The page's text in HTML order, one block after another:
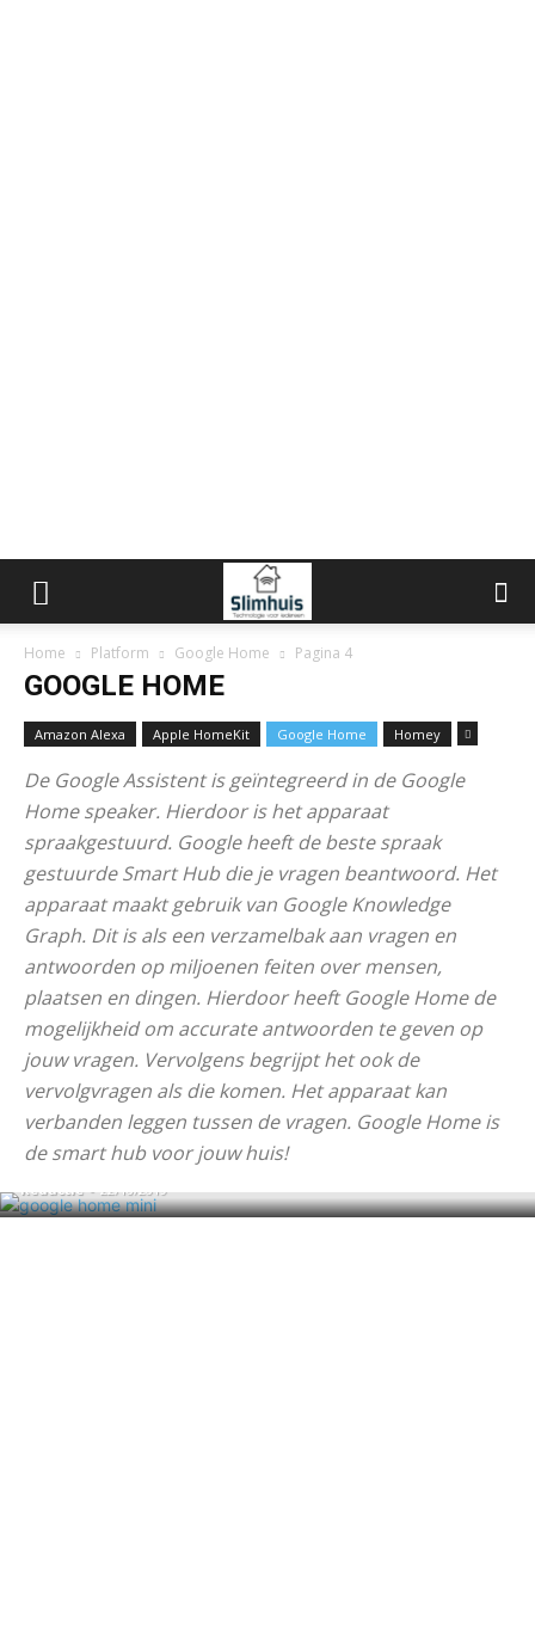
Home Platform Google Home Pagina 4
GOOGLE HOME
Amazon Alexa Apple HomeKit Google Home Homey
De Google Assistent is geïntegreerd in de Google
Home speaker. Hierdoor is het apparaat
spraakgestuurd. Google heeft de beste spraak
gestuurde Smart Hub die je vragen beantwoord. Het
apparaat maakt gebruik van Google Knowledge
Graph. Dit is als een verzamelbak aan vragen en
antwoorden op miljoenen feiten over mensen,
plaatsen en dingen. Hierdoor heeft Google Home de
mogelijkheid om accurate antwoorden te geven op
jouw vragen. Vervolgens begrijpt het ook de
vervolgvragen als die komen. Het apparaat kan
verbanden leggen tussen de vragen. Google Home is
de smart hub voor jouw huis!
GOOGLE HOME
Bellen met een Google Home in
Nederland
Redactie - 22/10/2019